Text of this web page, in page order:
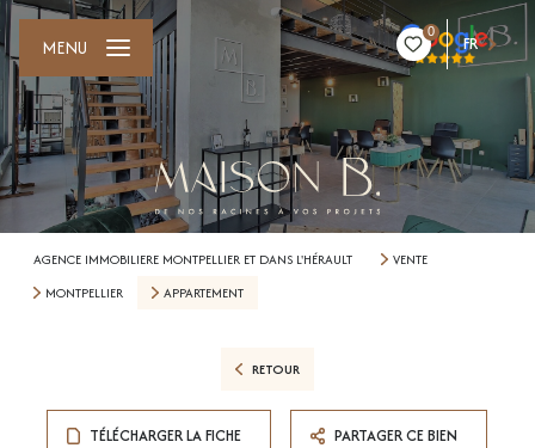
0
FR
MENU
AGENCE IMMOBILIERE MONTPELLIER ET DANS L'HÉRAULT
VENTE
MONTPELLIER
APPARTEMENT
RETOUR
TÉLÉCHARGER LA FICHE PARTAGER CE BIEN